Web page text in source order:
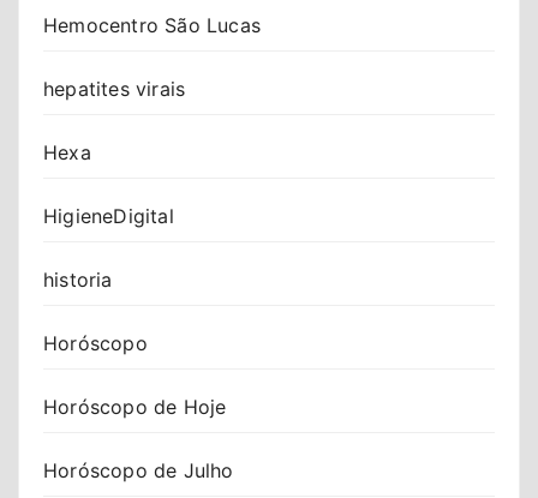
Hemocentro São Lucas
hepatites virais
Hexa
HigieneDigital
historia
Horóscopo
Horóscopo de Hoje
Horóscopo de Julho